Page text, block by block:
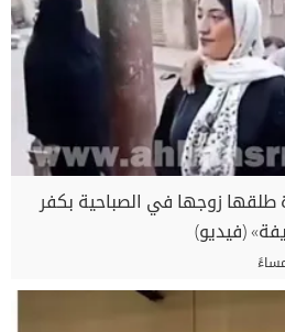
زوجها في الصباحية بكفر
(فيديو)